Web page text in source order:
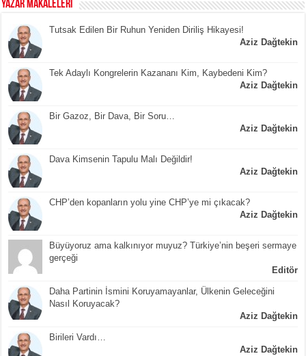
YAZAR MAKALELERİ
Tutsak Edilen Bir Ruhun Yeniden Diriliş Hikayesi!
Aziz Dağtekin
Tek Adaylı Kongrelerin Kazananı Kim, Kaybedeni Kim?
Aziz Dağtekin
Bir Gazoz, Bir Dava, Bir Soru…
Aziz Dağtekin
Dava Kimsenin Tapulu Malı Değildir!
Aziz Dağtekin
CHP’den kopanların yolu yine CHP’ye mi çıkacak?
Aziz Dağtekin
Büyüyoruz ama kalkınıyor muyuz? Türkiye’nin beşeri sermaye
gerçeği
Editör
Daha Partinin İsmini Koruyamayanlar, Ülkenin Geleceğini
Nasıl Koruyacak?
Aziz Dağtekin
Birileri Vardı…
Aziz Dağtekin